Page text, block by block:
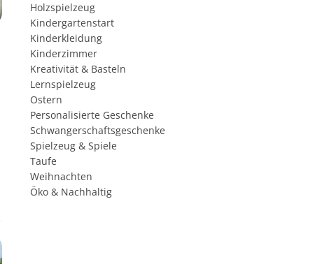
Holzspielzeug
Kindergartenstart
Kinderkleidung
Kinderzimmer
Kreativität & Basteln
Lernspielzeug
Ostern
Personalisierte Geschenke
Schwangerschaftsgeschenke
Spielzeug & Spiele
Taufe
Weihnachten
Öko & Nachhaltig